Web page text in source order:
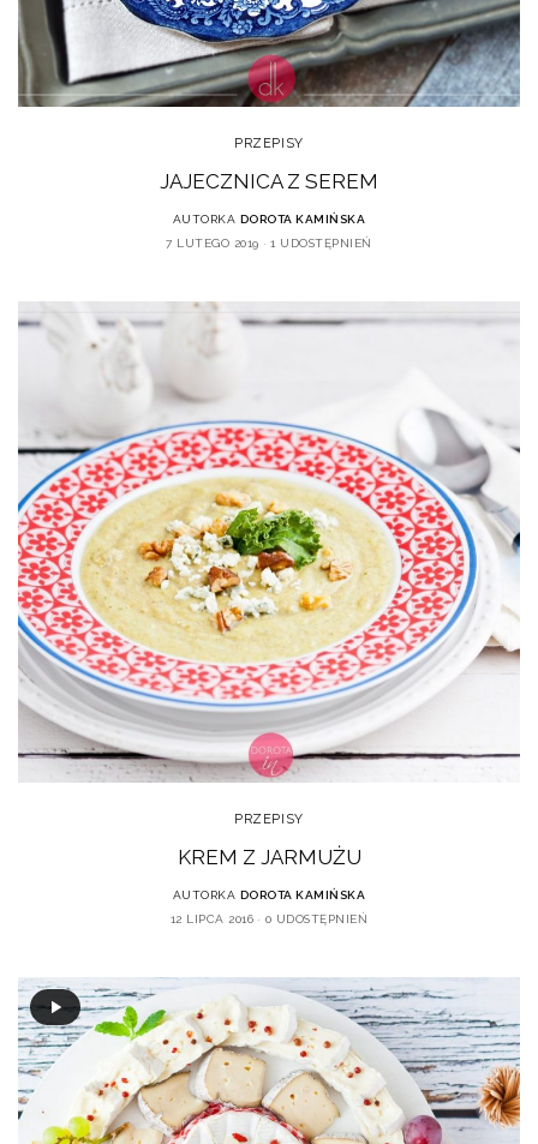
PRZEPISY
JAJECZNICA Z SEREM
AUTORKA DOROTA KAMIŃSKA
7 LUTEGO 2019
1 UDOSTĘPNIEŃ
PRZEPISY
KREM Z JARMUŻU
AUTORKA DOROTA KAMIŃSKA
12 LIPCA 2016
0 UDOSTĘPNIEŃ